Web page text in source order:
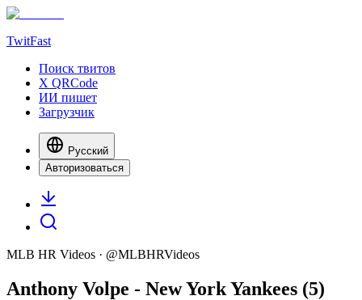
TwitFast
Поиск твитов
X QRCode
ИИ пишет
Загрузчик
Русский
Авторизоваться
MLB HR Videos · @MLBHRVideos
Anthony Volpe - New York Yankees (5)